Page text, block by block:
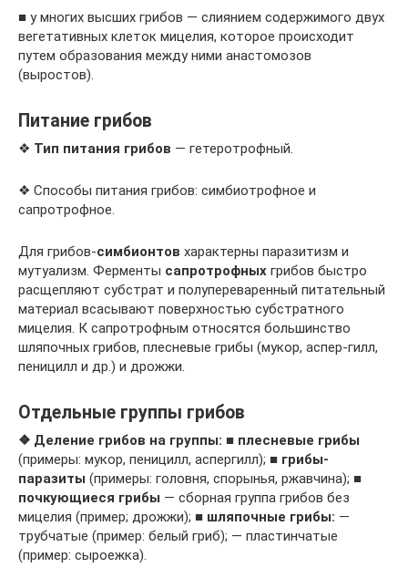
■ у многих высших грибов — слиянием содержимого двух
вегетативных клеток мицелия, которое происходит
путем образования между ними анастомозов
(выростов).
Питание грибов
❖ Тип питания грибов — гетеротрофный.
❖ Способы питания грибов: симбиотрофное и
сапротрофное.
Для грибов-симбионтов характерны паразитизм и
мутуализм. Ферменты сапротрофных грибов быстро
расщепляют субстрат и полупереваренный питательный
материал всасывают поверхностью субстратного
мицелия. К сапротрофным относятся большинство
шляпочных грибов, плесневые грибы (мукор, аспер-гилл,
пеницилл и др.) и дрожжи.
Отдельные группы грибов
❖ Деление грибов на группы: ■ плесневые грибы
(примеры: мукор, пеницилл, аспергилл); ■ грибы-
паразиты (примеры: головня, спорынья, ржавчина); ■
почкующиеся грибы — сборная группа грибов без
мицелия (пример; дрожжи); ■ шляпочные грибы: —
трубчатые (пример: белый гриб); — пластинчатые
(пример: сыроежка).